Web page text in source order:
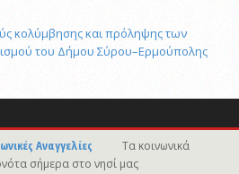
κολύμβησης και πρόληψης των
του Δήμου Σύρου–Ερμούπολης
ο 41χρονος δράστης του φονικού
Αναγγελίες
Τα κοινωνικά
σήμερα στο νησί μας